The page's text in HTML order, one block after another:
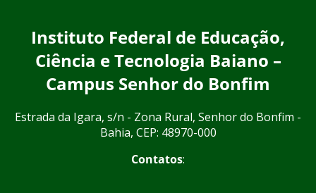
Instituto Federal de Educação,
Ciência e Tecnologia Baiano –
Campus Senhor do Bonfim
Estrada da Igara, s/n - Zona Rural, Senhor do Bonfim -
Bahia, CEP: 48970-000
Contatos: